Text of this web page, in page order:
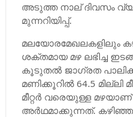
അടുത്ത നാല് ദിവസം
മുന്നറിയിപ്പ്.
മലയോരമേഖലകളിലും
ശക്തമായ മഴ ലഭിച്ച
കൂടുതല്‍ ജാഗ്രത
മണിക്കൂറില്‍ 64.5 മില്ലി
മീറ്റര്‍ വരെയുള്ള
അര്‍ഥമാക്കുന്നത്.